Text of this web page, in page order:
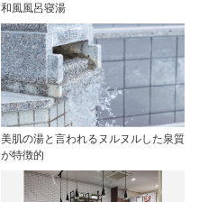
和風風呂寝湯
美肌の湯と言われるヌルヌルした泉質
が特徴的